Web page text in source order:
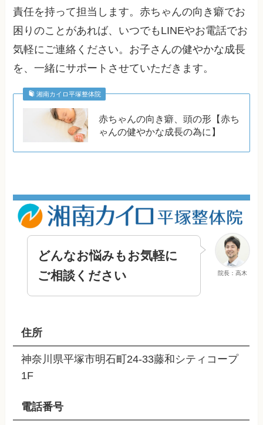
責任を持って担当します。赤ちゃんの向き癖でお
困りのことがあれば、いつでもLINEやお電話でお
気軽にご連絡ください。お子さんの健やかな成長
を、一緒にサポートさせていただきます。
湘南カイロ平塚整体院
赤ちゃんの向き癖、頭の形【赤ち
ゃんの健やかな成長の為に】
院長：高木
どんなお悩みもお気軽に
ご相談ください
住所
神奈川県平塚市明石町24-33藤和シティコープ
1F
電話番号